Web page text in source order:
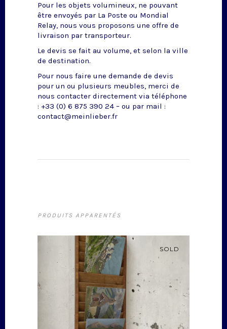
Pour les objets volumineux, ne pouvant
être envoyés par La Poste ou Mondial
Relay, nous vous proposons une offre de
livraison par transporteur.
Le devis se fait au volume, et selon la ville
de destination.
Pour nous faire une demande de devis
pour un ou plusieurs meubles, merci de
nous contacter directement via téléphone
: +33 (0) 6 875 390 24 – ou par mail :
contact@meinlieber.fr
PRODUITS APPARENTÉS
SOLD